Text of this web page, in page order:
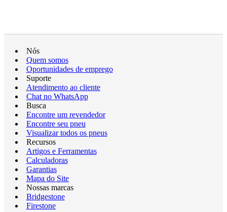
Nós
Quem somos
Oportunidades de emprego
Suporte
Atendimento ao cliente
Chat no WhatsApp
Busca
Encontre um revendedor
Encontre seu pneu
Visualizar todos os pneus
Recursos
Artigos e Ferramentas
Calculadoras
Garantias
Mapa do Site
Nossas marcas
Bridgestone
Firestone